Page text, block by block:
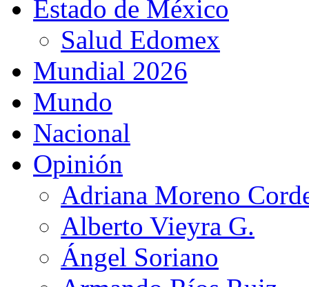
Estado de México
Salud Edomex
Mundial 2026
Mundo
Nacional
Opinión
Adriana Moreno
Alberto Vieyra G.
Ángel Soriano